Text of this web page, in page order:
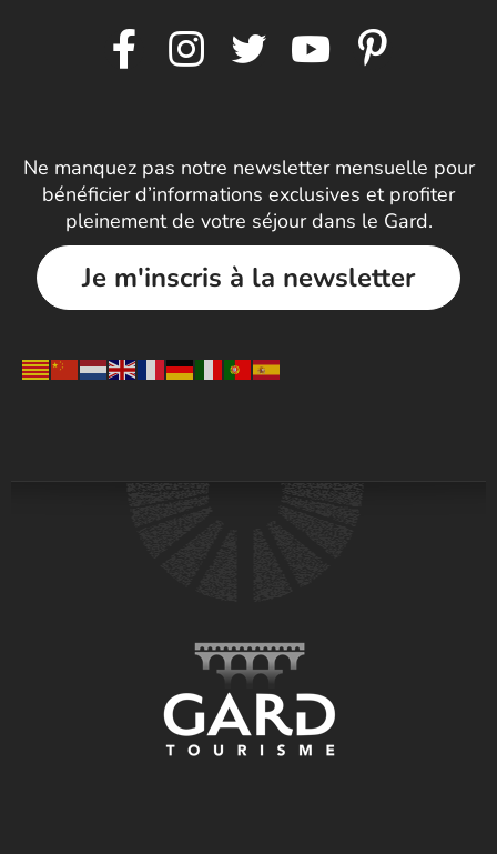
Ne manquez pas notre newsletter mensuelle pour
bénéficier d’informations exclusives et profiter
pleinement de votre séjour dans le Gard.
Je m'inscris à la newsletter